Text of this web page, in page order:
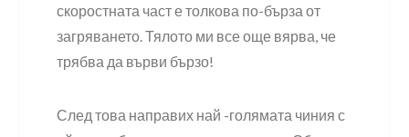
скоростната част е толкова по-бърза от
загряването. Тялото ми все още вярва, че
трябва да върви бързо!
След това направих най -голямата чиния с